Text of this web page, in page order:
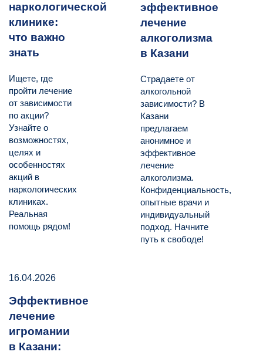
наркологической
клинике:
что важно
знать
Ищете, где
пройти лечение
от зависимости
по акции?
Узнайте о
возможностях,
целях и
особенностях
акций в
наркологических
клиниках.
Реальная
помощь рядом!
эффективное
лечение
алкоголизма
в Казани
Страдаете от
алкогольной
зависимости? В
Казани
предлагаем
анонимное и
эффективное
лечение
алкоголизма.
Конфиденциальность,
опытные врачи и
индивидуальный
подход. Начните
путь к свободе!
16.04.2026
Эффективное
лечение
игромании
в Казани: